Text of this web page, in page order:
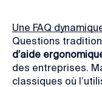
Une FAQ
Questions
d’aide
des entreprises.
classiques où